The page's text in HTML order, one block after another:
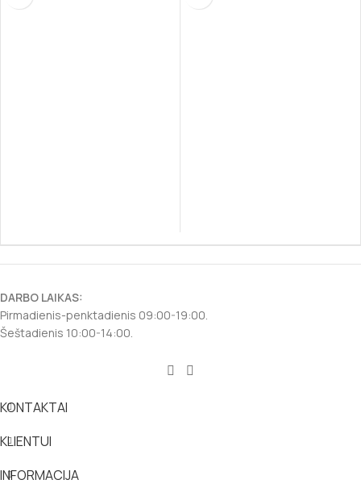
DARBO LAIKAS:
Pirmadienis-penktadienis 09:00-19:00.
Šeštadienis 10:00-14:00.
KONTAKTAI
KLIENTUI
INFORMACIJA